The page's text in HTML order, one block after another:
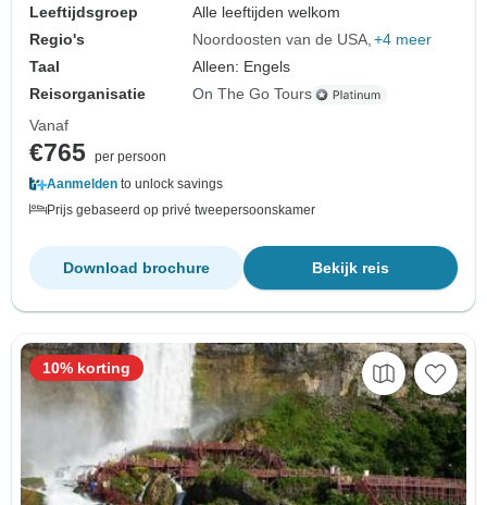
Leeftijdsgroep
Alle leeftijden welkom
Regio's
Noordoosten van de USA +4 meer
Taal
Alleen: Engels
Reisorganisatie
On The Go Tours
Vanaf
€765 per persoon
Aanmelden to unlock savings
Prijs gebaseerd op privé tweepersoonskamer
Bekijk reis
Download brochure
10% korting